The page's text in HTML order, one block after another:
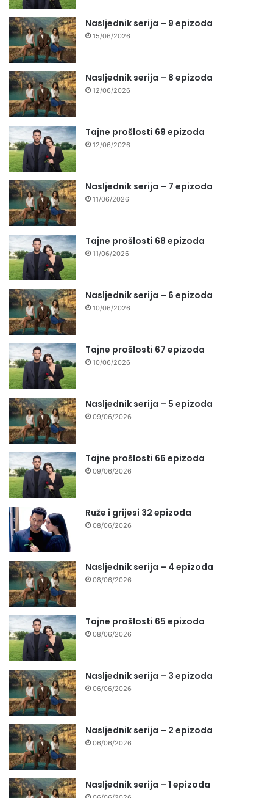
Nasljednik serija – 9 epizoda
15/06/2026
Nasljednik serija – 8 epizoda
12/06/2026
Tajne prošlosti 69 epizoda
12/06/2026
Nasljednik serija – 7 epizoda
11/06/2026
Tajne prošlosti 68 epizoda
11/06/2026
Nasljednik serija – 6 epizoda
10/06/2026
Tajne prošlosti 67 epizoda
10/06/2026
Nasljednik serija – 5 epizoda
09/06/2026
Tajne prošlosti 66 epizoda
09/06/2026
Ruže i grijesi 32 epizoda
08/06/2026
Nasljednik serija – 4 epizoda
08/06/2026
Tajne prošlosti 65 epizoda
08/06/2026
Nasljednik serija – 3 epizoda
06/06/2026
Nasljednik serija – 2 epizoda
06/06/2026
Nasljednik serija – 1 epizoda